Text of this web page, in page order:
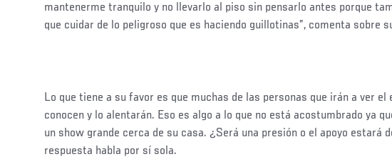
mantenerme tranquilo y no llevarlo al piso sin pensarlo antes porque
que cuidar de lo peligroso que es haciendo guillotinas”, comenta sobre
Lo que tiene a su favor es que muchas de las personas que irán a ver el
conocen y lo alentarán. Eso es algo a lo que no está acostumbrado ya
un show grande cerca de su casa. ¿Será una presión o el apoyo estará
respuesta habla por sí sola.